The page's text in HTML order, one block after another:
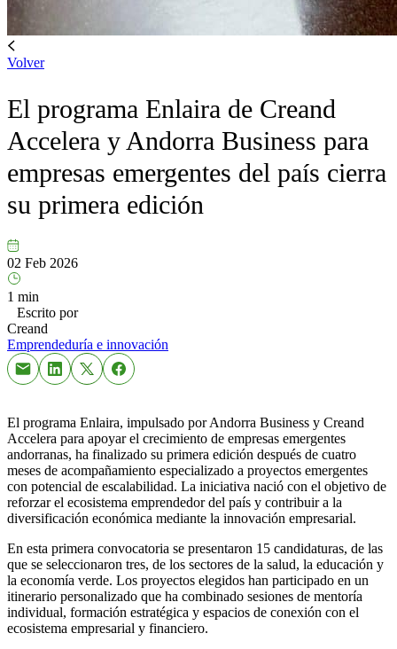
Volver
El programa Enlaira de Creand
Accelera y Andorra Business para
empresas emergentes del país cierra
su primera edición
02 Feb 2026
1 min
Escrito por
Creand
Emprendeduría e innovación
El programa Enlaira, impulsado por Andorra Business y Creand
Accelera para apoyar el crecimiento de empresas emergentes
andorranas, ha finalizado su primera edición después de cuatro
meses de acompañamiento especializado a proyectos emergentes
con potencial de escalabilidad. La iniciativa nació con el objetivo de
reforzar el ecosistema emprendedor del país y contribuir a la
diversificación económica mediante la innovación empresarial.
En esta primera convocatoria se presentaron 15 candidaturas, de las
que se seleccionaron tres, de los sectores de la salud, la educación y
la economía verde. Los proyectos elegidos han participado en un
itinerario personalizado que ha combinado sesiones de mentoría
individual, formación estratégica y espacios de conexión con el
ecosistema empresarial y financiero.